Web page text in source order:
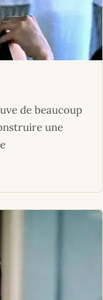
de beaucoup
une